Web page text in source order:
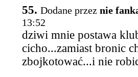
55. Dodane przez nie
13:52
dziwi mnie postawa
cicho...zamiast bronic
zbojkotować...i nie